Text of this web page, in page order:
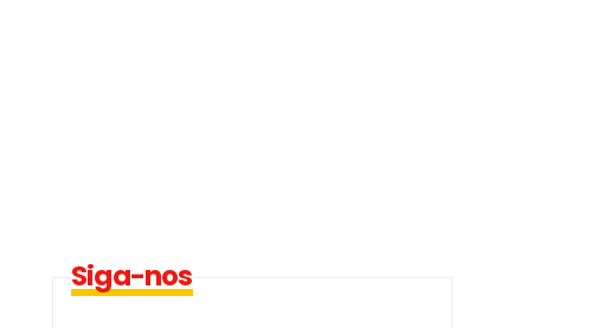
Siga-nos